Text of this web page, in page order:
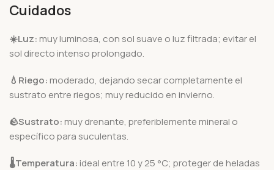
Cuidados
☀️Luz: muy luminosa, con sol suave o luz filtrada; evitar el
sol directo intenso prolongado.
💧Riego: moderado, dejando secar completamente el
sustrato entre riegos; muy reducido en invierno.
🪨Sustrato: muy drenante, preferiblemente mineral o
específico para suculentas.
🌡️Temperatura: ideal entre 10 y 25 °C; proteger de heladas